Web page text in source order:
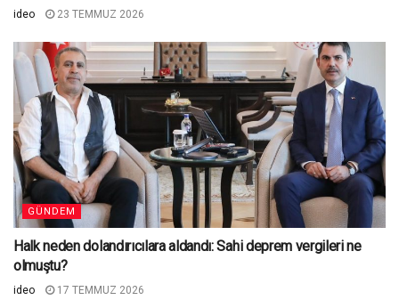
ideo 23 TEMMUZ 2026
GÜNDEM
Halk neden dolandırıcılara aldandı: Sahi deprem vergileri ne
olmuştu?
ideo 17 TEMMUZ 2026